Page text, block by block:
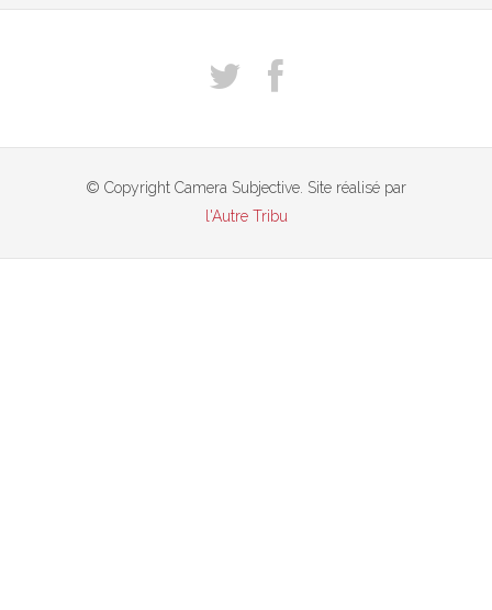
© Copyright Camera Subjective. Site réalisé par
l'Autre Tribu